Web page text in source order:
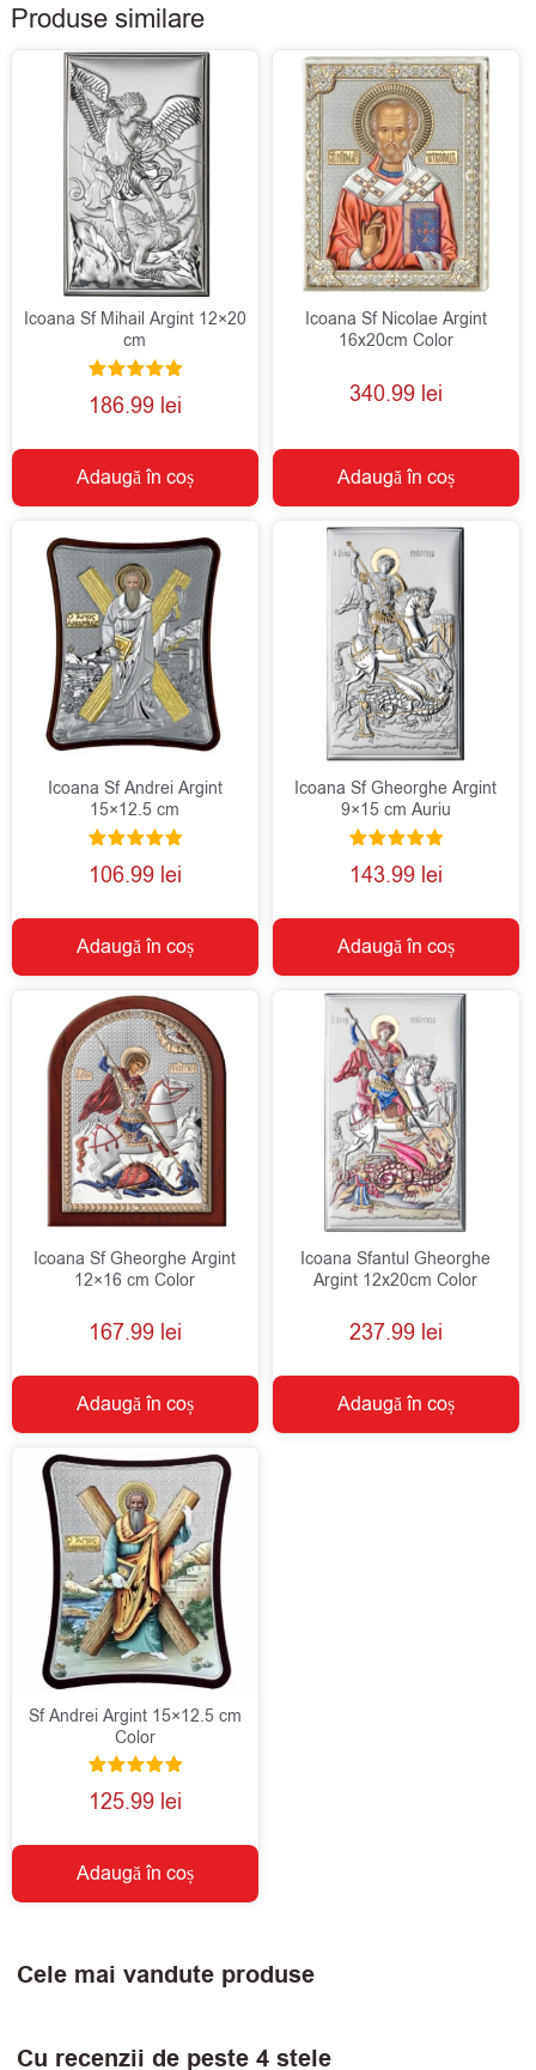
Produse similare
Icoana Sf Mihail Argint 12×20
cm
Evaluat la
5.00
186.99 lei
Adaugă în coș
Icoana Sf Nicolae Argint
16x20cm Color
340.99 lei
Adaugă în coș
Icoana Sf Andrei Argint
15×12.5 cm
Evaluat la
5.00
106.99 lei
Adaugă în coș
Icoana Sf Gheorghe Argint
9×15 cm Auriu
Evaluat la
5.00
143.99 lei
Adaugă în coș
Icoana Sf Gheorghe Argint
12×16 cm Color
167.99 lei
Adaugă în coș
Icoana Sfantul Gheorghe
Argint 12x20cm Color
237.99 lei
Adaugă în coș
Sf Andrei Argint 15×12.5 cm
Color
Evaluat la
5.00
125.99 lei
Adaugă în coș
Cele mai vandute produse
Cu recenzii de peste 4 stele